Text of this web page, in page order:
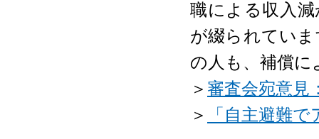
職による収入
が綴られてい
の人も、補償
＞ 審査会宛意見
＞
「自主避難